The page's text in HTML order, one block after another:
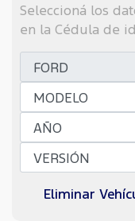
Seleccioná los
en la Cédula de
Eliminar